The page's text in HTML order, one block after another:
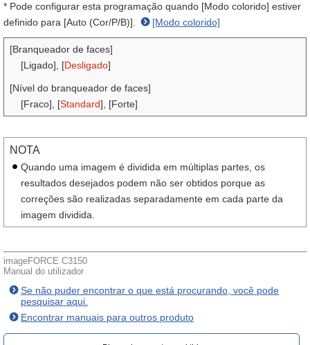
* Pode configurar esta programação quando [Modo colorido] estiver
definido para [Auto (Cor/P/B)].
[Modo colorido]
[Branqueador de faces]
[Ligado], [Desligado]
[Nível do branqueador de faces]
[Fraco], [Standard], [Forte]
NOTA
Quando uma imagem é dividida em múltiplas partes, os
resultados desejados podem não ser obtidos porque as
correções são realizadas separadamente em cada parte da
imagem dividida.
imageFORCE C3150
Manual do utilizador
Se não puder encontrar o que está procurando, você pode
pesquisar aqui.
Encontrar manuais para outros produto